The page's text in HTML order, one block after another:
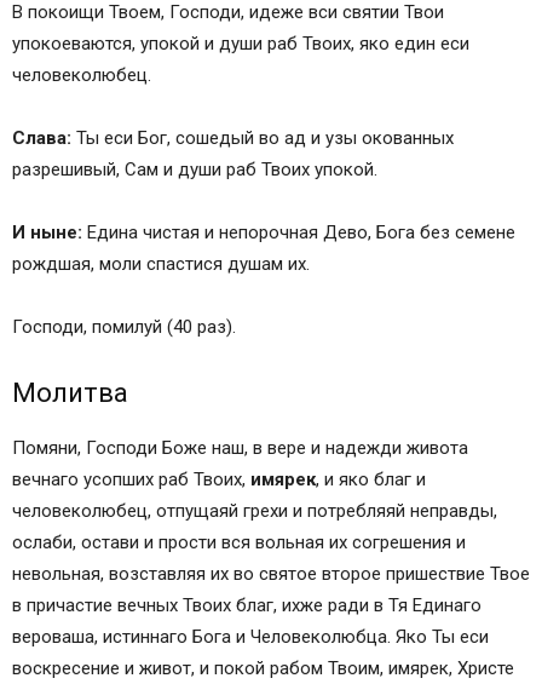
В покоищи Твоем, Господи, идеже вси святии Твои
упокоеваются, упокой и души раб Твоих, яко един еси
человеколюбец.
Cлава: Ты еси Бог, сошедый во ад и узы окованных
разрешивый, Сам и души раб Твоих упокой.
И ныне: Едина чистая и непорочная Дево, Бога без семене
рождшая, моли спастися душам их.
Господи, помилуй (40 раз).
Молитва
Помяни, Господи Боже наш, в вере и надежди живота
вечнаго усопших раб Твоих, имярек, и яко благ и
человеколюбец, отпущаяй грехи и потребляяй неправды,
ослаби, остави и прости вся вольная их согрешения и
невольная, возставляя их во святое второе пришествие Твое
в причастие вечных Твоих благ, ихже ради в Тя Единаго
вероваша, истиннаго Бога и Человеколюбца. Яко Ты еси
воскресение и живот, и покой рабом Твоим, имярек, Христе